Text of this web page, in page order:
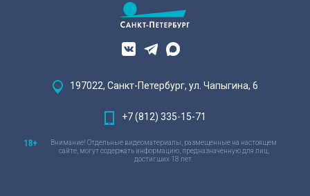
197022, Санкт-Петербург, ул. Чапыгина, 6
+7 (812) 335-15-71
Внимание! Отдельные видеоматериалы, размещенные на настоящем
сайте, могут содержать информацию, предназначенную для лиц,
достигших 18 лет.